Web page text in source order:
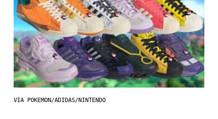
VIA POKEMON/ADIDAS/NINTENDO